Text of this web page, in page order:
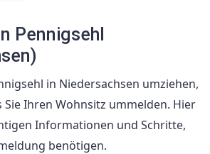
Pennigsehl
in Niedersachsen umziehen,
Sie Ihren Wohnsitz ummelden. Hier
Informationen und Schritte,
benötigen.